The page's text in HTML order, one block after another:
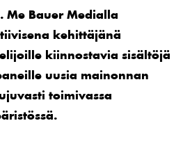
Me Bauer Medialla
kehittäjänä
kiinnostavia sisältöjä
uusia mainonnan
toimivassa